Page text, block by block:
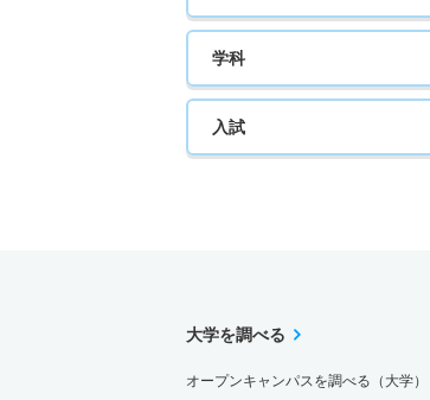
学科
入試
大学を調べる
オープンキャンパスを調べる（大学）